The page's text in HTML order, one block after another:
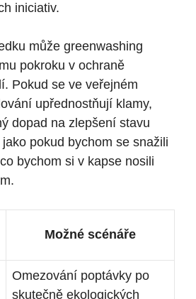
iniciativ.
může greenwashing
pokroku v ochraně
Pokud se ve veřejném
upřednostňují klamy,
dopad na zlepšení stavu
pokud bychom se snažili
bychom si v kapse nosili
Možné scénáře
Omezování poptávky po
skutečně ekologických